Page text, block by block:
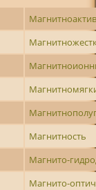
Магнитность
Магнито-
Магнито-